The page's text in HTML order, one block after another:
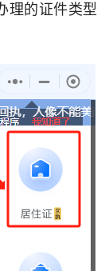
理的证件类型